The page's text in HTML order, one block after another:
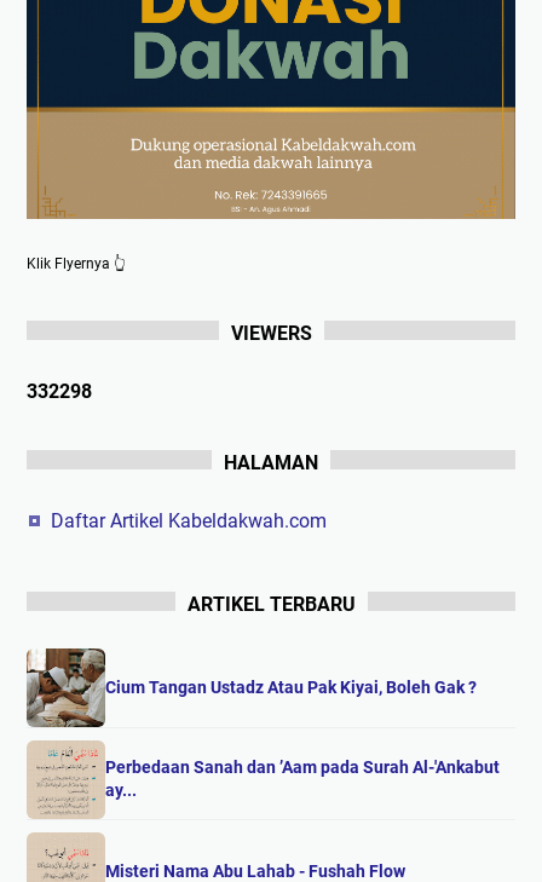
Klik Flyernya 👆
VIEWERS
332298
HALAMAN
Daftar Artikel Kabeldakwah.com
ARTIKEL TERBARU
Cium Tangan Ustadz Atau Pak Kiyai, Boleh Gak ?
Perbedaan Sanah dan ’Aam pada Surah Al-'Ankabut
ay...
Misteri Nama Abu Lahab - Fushah Flow